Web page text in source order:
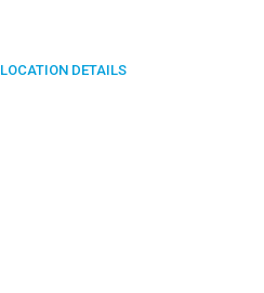
LOCATION DETAILS